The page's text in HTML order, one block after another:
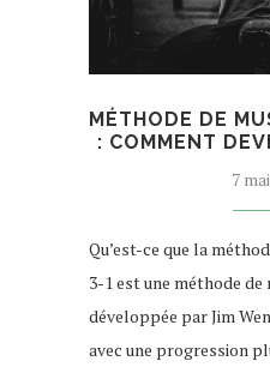
MÉTHODE DE
: COMMENT
7
Qu’est-ce que la
3-1 est une méthode
développée par Jim
avec une progression